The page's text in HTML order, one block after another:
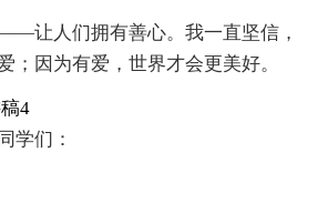
让人们拥有善心。我一直坚信，
；因为有爱，世界才会更美好。
4
学们：